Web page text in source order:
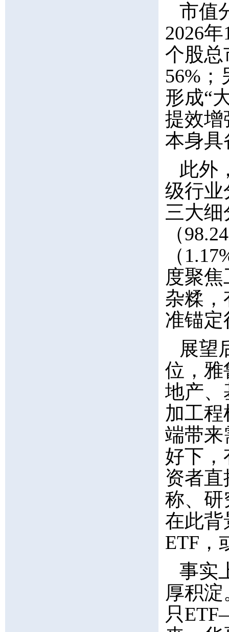
市值
2026
个股总
56%；
形成“
提效增
本身具
此外
级行业
三大
（
（
度聚
杂糅
准锚定
展望
位，雅
地产、
加工
端带来
好下
资者
称、研
在此背
ETF，
事实
厚积淀
只